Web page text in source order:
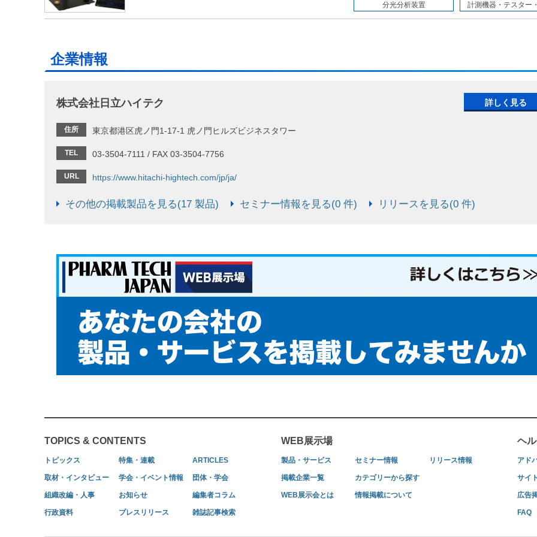
分光分析装置 計測機器・テスター
企業情報
株式会社日立ハイテク
住所 東京都港区虎ノ門1-17-1 虎ノ門ヒルズビジネスタワー
TEL 03-3504-7111 / FAX 03-3504-7756
URL https://www.hitachi-hightech.com/jp/ja/
その他の掲載製品を見る(17 製品) セミナー情報を見る(0 件) リリースを見る(0 件)
詳しく見る
TOPICS & CONTENTS
トピックス 特集・連載 ARTICLES
取材・インタビュー 学会・イベント情報 団体・学会
組織改編・人事 お知らせ 編集者コラム
行政資料 プレスリリース 雑誌記事検索
WEB展示場
製品・サービス セミナー情報 リリース情報
掲載企業一覧 カテゴリーから探す
WEB展示会とは 情報掲載について
ヘ
アド
サイ
広告
FAQ